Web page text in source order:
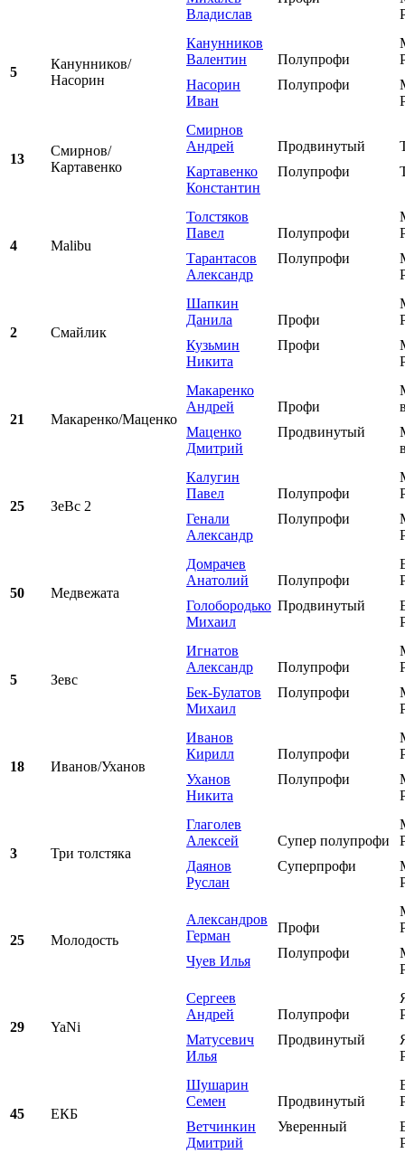
Владислав
5
Канунников/
Насорин
Канунников
Валентин
Насорин
Иван
Полупрофи
Полупрофи
13
Смирнов/
Картавенко
Смирнов
Андрей
Картавенко
Константин
Продвинутый
Полупрофи
4 Malibu
Толстяков
Павел
Тарантасов
Александр
Полупрофи
Полупрофи
2 Смайлик
Шапкин
Данила
Кузьмин
Никита
Профи
Профи
21 Макаренко/Маценко
Макаренко
Андрей
Маценко
Дмитрий
Профи
Продвинутый
25 ЗеВс 2
Калугин
Павел
Генали
Александр
Полупрофи
Полупрофи
50 Медвежата
Домрачев
Анатолий
Голобородько
Михаил
Полупрофи
Продвинутый
5 Зевс
Игнатов
Александр
Бек-Булатов
Михаил
Полупрофи
Полупрофи
18 Иванов/Уханов
Иванов
Кирилл
Уханов
Никита
Полупрофи
Полупрофи
3 Три толстяка
Глаголев
Алексей
Даянов
Руслан
Супер полупрофи
Суперпрофи
25 Молодость
Александров
Герман
Чуев Илья
Профи
Полупрофи
29 YaNi
Сергеев
Андрей
Матусевич
Илья
Полупрофи
Продвинутый
45 ЕКБ
Шушарин
Семен
Ветчинкин
Дмитрий
Продвинутый
Уверенный